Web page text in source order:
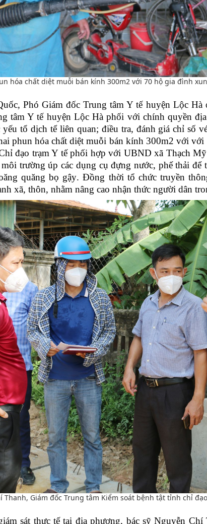
hóa chất diệt muỗi bán kính 300m2 với 70 hộ gia đình
Phó Giám đốc Trung tâm Y tế huyện Lộc
tâm Y tế huyện Lộc Hà phối với chính quyền
yếu tổ dịch tể liên quan; điều tra, đánh giá chỉ số
phun hóa chất diệt muỗi bán kính 300m2 với
đạo trạm Y tế phối hợp với UBND xã Thạch Mỹ
môi trườngúp các dụng cụ đựng nước, phế thải để
quăng bọ gậy. Đồng thời tổ chức truyền
xã, thôn, nhằm nâng cao nhận thức người dân
Thanh, Giám đốc Trung tâm Kiểm soát bệnh tật tỉnh chỉ
sát thực tế tại địa phương, bác sỹ Nguyễn